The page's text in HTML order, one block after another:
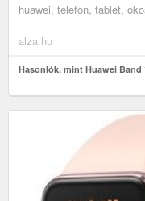
huawei, telefon, tablet,
alza.hu
Hasonlók, mint Huawei Band